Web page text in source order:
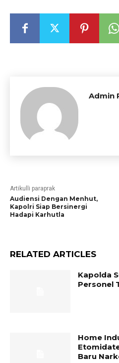
Admin
Artikulli paraprak
Audiensi Dengan Menhut,
Kapolri Siap Bersinergi
Hadapi Karhutla
RELATED ARTICLES
Kapolda
Personel
Home
Baru